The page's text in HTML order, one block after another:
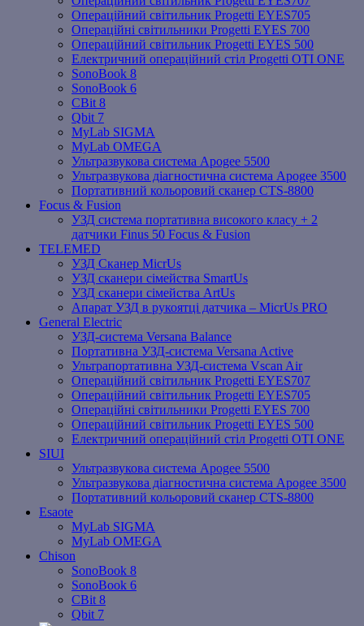
Операційний світильник Progetti EYES705
Операційні світильники Progetti EYES 700
Операційний світильник Progetti EYES 500
Електричний операційний стіл Progetti OTI ONE
SonoBook 8
SonoBook 6
СBit 8
Qbit 7
MyLab SIGMA
MyLab OMEGA
Ультразвукова система Apogee 5500
Ультразвукова діагностична система Apogee 3500
Портативний кольоровий сканер CTS-8800
Focus & Fusion
УЗД система портативна високого класу + 2
датчики Finus 50 Focus & Fusion
TELEMED
УЗД Сканер MicrUs
УЗД сканери сімейства SmartUs
УЗД сканери сімейства ArtUs
Апарат УЗД в рукоятці датчика – MicrUs PRO
General Electric
УЗД-система Versana Balance
Портативна УЗД-система Versana Active
Ультрапортативна УЗД-система Vscan Air
Операційний світильник Progetti EYES707
Операційний світильник Progetti EYES705
Операційні світильники Progetti EYES 700
Операційний світильник Progetti EYES 500
Електричний операційний стіл Progetti OTI ONE
SIUI
Ультразвукова система Apogee 5500
Ультразвукова діагностична система Apogee 3500
Портативний кольоровий сканер CTS-8800
Esaote
MyLab SIGMA
MyLab OMEGA
Chison
SonoBook 8
SonoBook 6
СBit 8
Qbit 7